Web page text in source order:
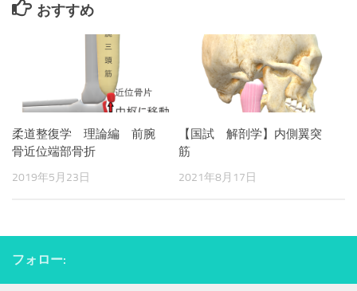
おすすめ
柔道整復学 理論編 前腕
骨近位端部骨折
2019年5月23日
【国試 解剖学】内側翼突
筋
2021年8月17日
フォロー: